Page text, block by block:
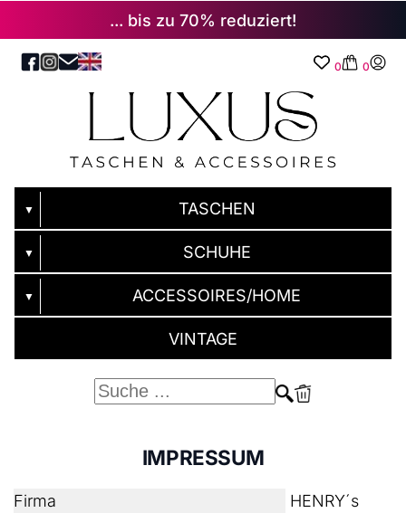
... bis zu 70% reduziert!
0 0
▼ TASCHEN
▼ SCHUHE
▼ ACCESSOIRES/HOME
VINTAGE
IMPRESSUM
Firma
HENRY´s